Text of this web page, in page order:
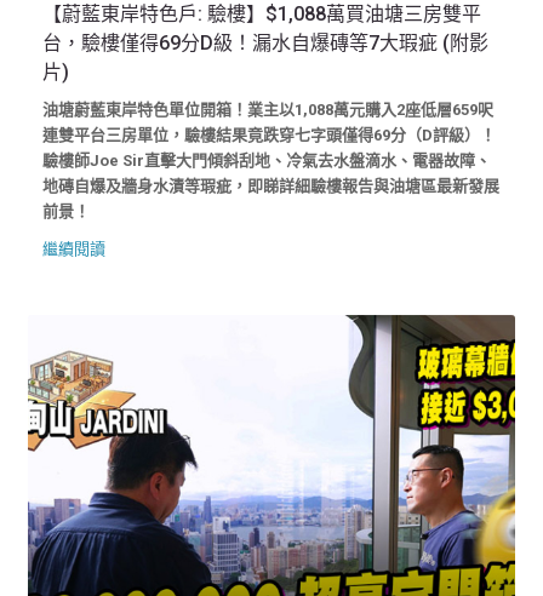
【蔚藍東岸特色戶: 驗樓】$1,088萬買油塘三房雙平
台，驗樓僅得69分D級！漏水自爆磚等7大瑕疵 (附影
片)
油塘蔚藍東岸特色單位開箱！業主以1,088萬元購入2座低層659呎
連雙平台三房單位，驗樓結果竟跌穿七字頭僅得69分（D評級）！
驗樓師Joe Sir直擊大門傾斜刮地、冷氣去水盤滴水、電器故障、
地磚自爆及牆身水漬等瑕疵，即睇詳細驗樓報告與油塘區最新發展
前景！
繼續閱讀